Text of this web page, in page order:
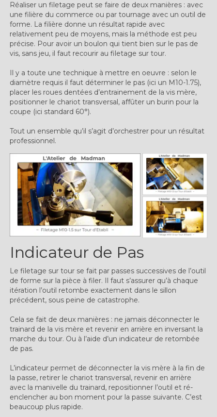
Réaliser un filetage peut se faire de deux manières : avec
une filière du commerce ou par tournage avec un outil de
forme. La filière donne un résultat rapide avec
relativement peu de moyens, mais la méthode est peu
précise. Pour avoir un boulon qui tient bien sur le pas de
vis, sans jeu, il faut recourir au filetage sur tour.
Il y a toute une technique à mettre en oeuvre : selon le
diamètre requis il faut déterminer le pas (ici un M10-1.75),
placer les roues dentées d’entrainement de la vis mère,
positionner le chariot transversal, affûter un burin pour la
coupe (ici standard 60°).
Tout un ensemble qu’il s’agit d’orchestrer pour un résultat
professionnel.
Indicateur de Pas
Le filetage sur tour se fait par passes successives de l’outil
de forme sur la pièce à filer. Il faut s’assurer qu’à chaque
itération l’outil retombe exactement dans le sillon
précédent, sous peine de catastrophe.
Cela se fait de deux manières : ne jamais déconnecter le
trainard de la vis mère et revenir en arrière en inversant la
marche du tour. Ou à l’aide d’un indicateur de retombée
de pas.
L’indicateur permet de déconnecter la vis mère à la fin de
la passe, retirer le chariot transversal, revenir en arrière
avec la manivelle du trainard, repositionner l’outil et ré-
enclencher au bon moment pour la passe suivante. C’est
beaucoup plus rapide.